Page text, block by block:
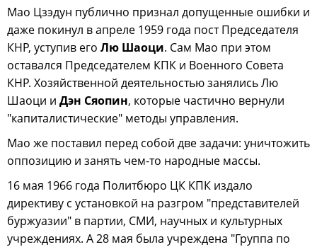
Мао Цзэдун публично признал допущенные ошибки и
даже покинул в апреле 1959 года пост Председателя
КНР, уступив его Лю Шаоци. Сам Мао при этом
оставался Председателем КПК и Военного Совета
КНР. Хозяйственной деятельностью занялись Лю
Шаоци и Дэн Сяопин, которые частично вернули
"капиталистические" методы управления.
Мао же поставил перед собой две задачи: уничтожить
оппозицию и занять чем-то народные массы.
16 мая 1966 года Политбюро ЦК КПК издало
директиву с установкой на разгром "представителей
буржуазии" в партии, СМИ, научных и культурных
учреждениях. А 28 мая была учреждена "Группа по